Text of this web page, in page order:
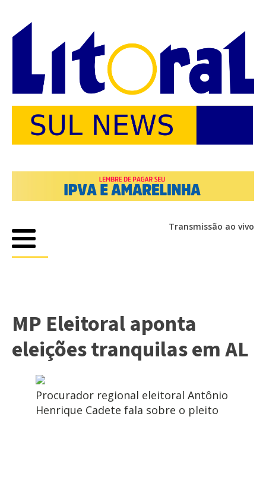
Transmissão ao vivo
MP Eleitoral aponta
eleições tranquilas em AL
Procurador regional eleitoral Antônio
Henrique Cadete fala sobre o pleito